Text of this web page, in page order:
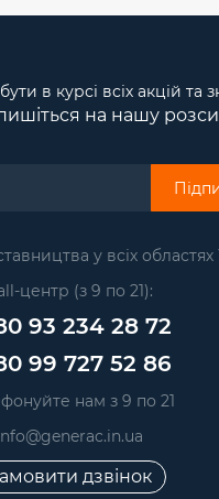
в курсі всіх акцій та
на нашу
у всіх областях
центр (з 9 по 21):
93 234 28 72
99 727 52 86
нам з 9 по 21
дзвінок